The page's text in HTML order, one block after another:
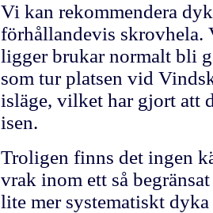
Vi kan rekommendera
förhållandevis skrovhela.
ligger brukar normalt bli
som tur platsen vid
isläge, vilket har gjort att
isen.
Troligen finns det ingen
vrak inom ett så
lite mer systematiskt